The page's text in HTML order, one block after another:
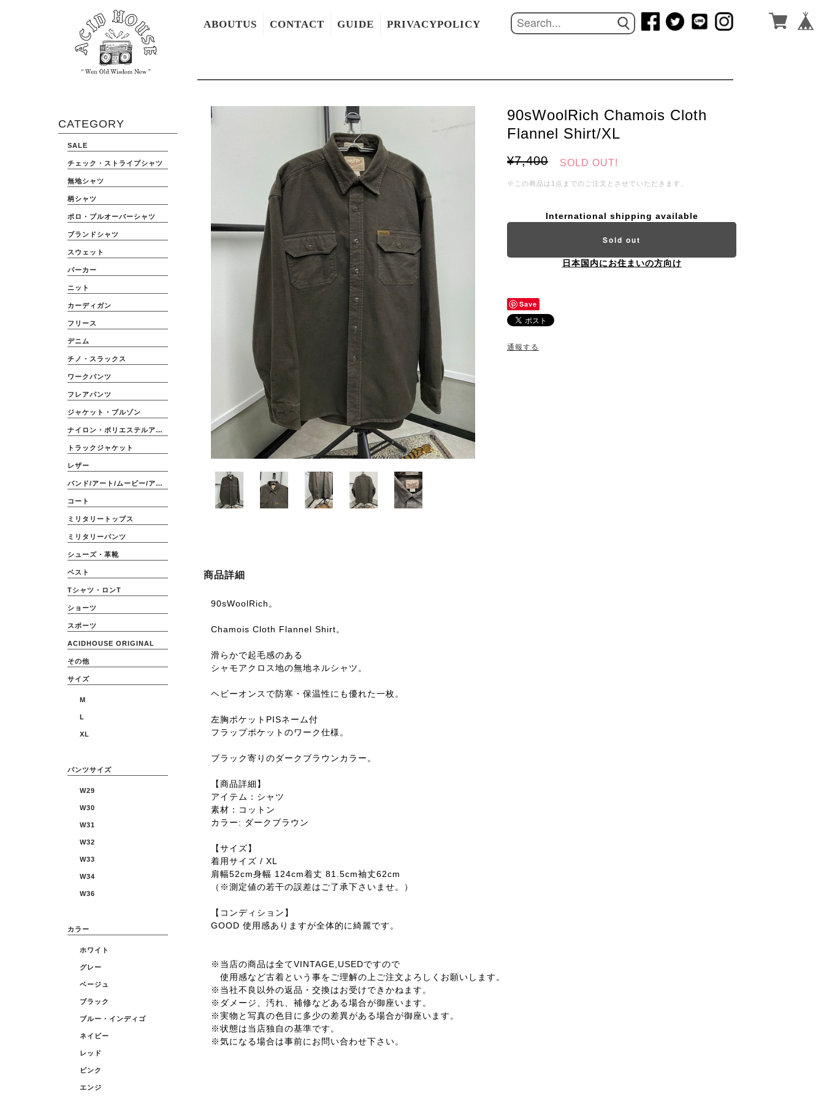
CATEGORY
SALE
チェック・ストライプシャツ
無地シャツ
柄シャツ
ポロ・プルオーバーシャツ
ブランドシャツ
スウェット
パーカー
ニット
カーディガン
フリース
デニム
チノ・スラックス
ワークパンツ
フレアパンツ
ジャケット・ブルゾン
ナイロン・ポリエステルアウター
トラックジャケット
レザー
バンド/アート/ムービー/アニメ
コート
ミリタリートップス
ミリタリーパンツ
シューズ・革靴
ベスト
Tシャツ・ロンT
ショーツ
スポーツ
ACIDHOUSE ORIGINAL
その他
サイズ
M
L
XL
パンツサイズ
W29
W30
W31
W32
W33
W34
W36
カラー
ホワイト
グレー
ベージュ
ブラック
ブルー・インディゴ
ネイビー
レッド
ピンク
エンジ
ABOUTUS CONTACT GUIDE PRIVACYPOLICY
90sWoolRich Chamois Cloth
Flannel Shirt/XL
¥7,400 SOLD OUT!
※この商品は1点までのご注文とさせていただきます。
International shipping available
Sold out
日本国内にお住まいの方向け
Save
通報する
商品詳細
90sWoolRich。
Chamois Cloth Flannel Shirt。
滑らかで起毛感のある
シャモアクロス地の無地ネルシャツ。
ヘビーオンスで防寒・保温性にも優れた一枚。
左胸ポケットPISネーム付
フラップポケットのワーク仕様。
ブラック寄りのダークブラウンカラー。
【商品詳細】
アイテム：シャツ
素材：コットン
カラー: ダークブラウン
【サイズ】
着用サイズ / XL
肩幅52cm身幅 124cm着丈 81.5cm袖丈62cm
（※測定値の若干の誤差はご了承下さいませ。）
【コンディション】
GOOD 使用感ありますが全体的に綺麗です。
※当店の商品は全てVINTAGE,USEDですので
使用感など古着という事をご理解の上ご注文よろしくお願いします。
※当社不良以外の返品・交換はお受けできかねます。
※ダメージ、汚れ、補修などある場合が御座います。
※実物と写真の色目に多少の差異がある場合が御座います。
※状態は当店独自の基準です。
※気になる場合は事前にお問い合わせ下さい。